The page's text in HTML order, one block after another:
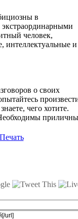
в
человек,
интеллектуальные и
о своих
чего хотите.